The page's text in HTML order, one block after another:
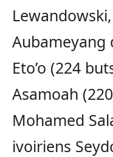
Aubameyang
Eto’o (224
Asamoah
Mohamed
ivoiriens